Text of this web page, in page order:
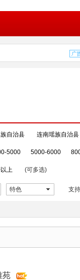
自治县 连南瑶族自治县
5000 5000-6000
上 (可多选)
特色 支
苑